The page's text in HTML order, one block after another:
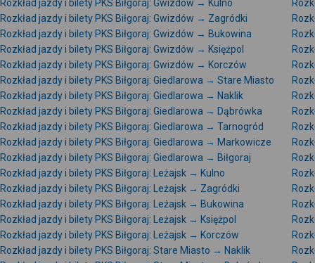
Rozkład jazdy i bilety PKS Biłgoraj: Gwizdów → Kulno
Rozkład jazdy i bilety PKS Biłgoraj: Gwizdów → Zagródki
Rozkład jazdy i bilety PKS Biłgoraj: Gwizdów → Bukowina
Rozkład jazdy i bilety PKS Biłgoraj: Gwizdów → Księżpol
Rozkład jazdy i bilety PKS Biłgoraj: Gwizdów → Korczów
Rozkład jazdy i bilety PKS Biłgoraj: Giedlarowa → Stare Miasto
Rozkład jazdy i bilety PKS Biłgoraj: Giedlarowa → Naklik
Rozkład jazdy i bilety PKS Biłgoraj: Giedlarowa → Dąbrówka
Rozkład jazdy i bilety PKS Biłgoraj: Giedlarowa → Tarnogród
Rozkład jazdy i bilety PKS Biłgoraj: Giedlarowa → Markowicze
Rozkład jazdy i bilety PKS Biłgoraj: Giedlarowa → Biłgoraj
Rozkład jazdy i bilety PKS Biłgoraj: Leżajsk → Kulno
Rozkład jazdy i bilety PKS Biłgoraj: Leżajsk → Zagródki
Rozkład jazdy i bilety PKS Biłgoraj: Leżajsk → Bukowina
Rozkład jazdy i bilety PKS Biłgoraj: Leżajsk → Księżpol
Rozkład jazdy i bilety PKS Biłgoraj: Leżajsk → Korczów
Rozkład jazdy i bilety PKS Biłgoraj: Stare Miasto → Naklik